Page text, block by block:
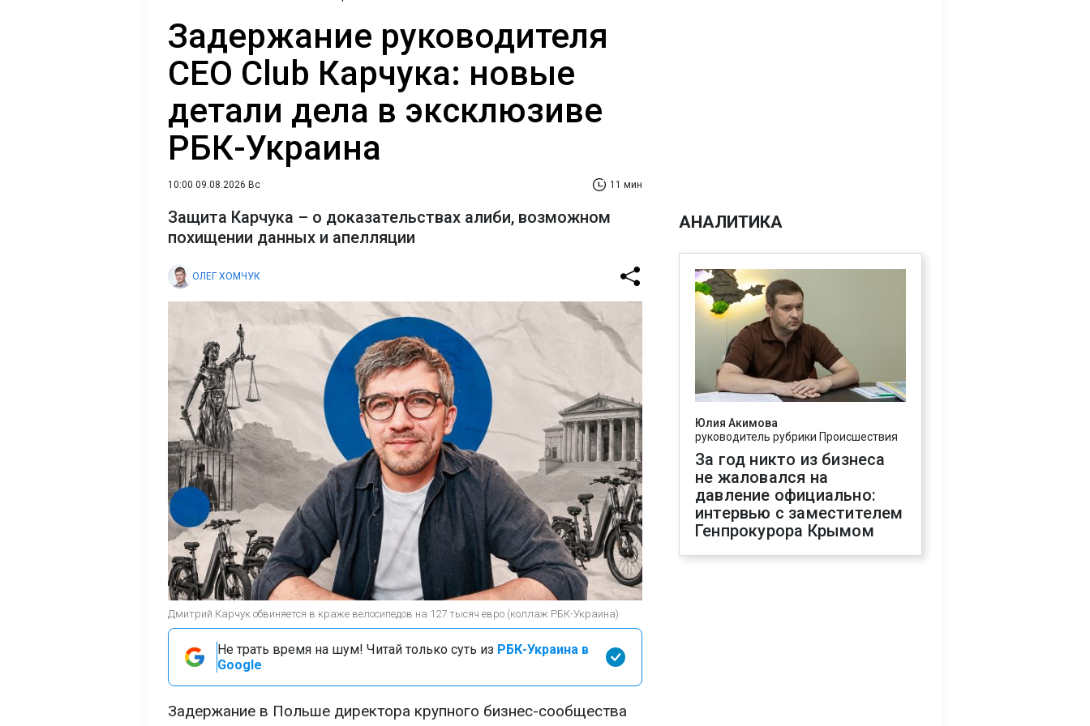
Задержание руководителя
CEO Club Карчука: новые
детали дела в эксклюзиве
РБК-Украина
10:00 09.08.2026 Вс 11 мин
Защита Карчука – о доказательствах алиби, возможном
похищении данных и апелляции
ОЛЕГ ХОМЧУК
Дмитрий Карчук обвиняется в краже велосипедов на 127 тысяч евро (коллаж РБК-Украина)
Не трать время на шум! Читай только суть из РБК-Украина в
Google
Задержание в Польше директора крупного бизнес-сообщества
АНАЛИТИКА
Юлия Акимова
руководитель рубрики Происшествия
За год никто из бизнеса
не жаловался на
давление официально:
интервью с заместителем
Генпрокурора Крымом